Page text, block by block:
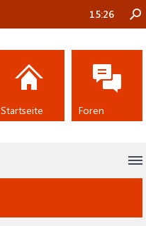
15:26
Startseite Foren